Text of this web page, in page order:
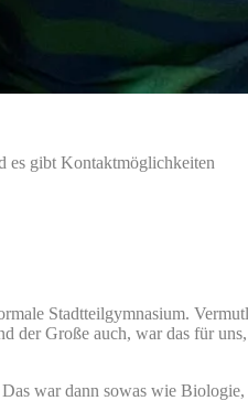
es gibt Kontaktmöglichkeiten
Stadtteilgymnasium.
Große auch, war das für uns,
war dann sowas wie